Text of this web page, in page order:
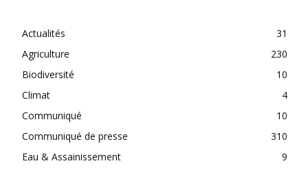
Actualités
31
Agriculture
230
Biodiversité
10
Climat
4
Communiqué
10
Communiqué de presse
310
Eau & Assainissement
9